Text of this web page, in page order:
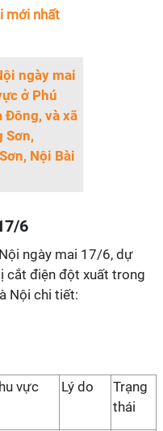
mới nhất
ngày mai
ở Phú
Đông, và xã
Sơn,
Nội Bài
6
ngày mai 17/6, dự
cắt điện đột xuất trong
Nội chi tiết:
vực Lý do
Trạng
thái